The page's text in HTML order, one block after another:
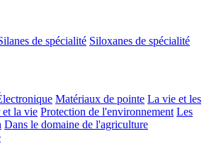
de spécialité Siloxanes de spécialité
Matériaux de pointe La vie et les
la vie Protection de l'environnement Les
Dans le domaine de l'agriculture